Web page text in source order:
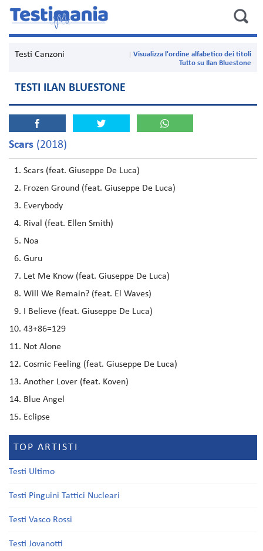
Testi Canzoni
Visualizza l'ordine alfabetico dei titoli
Tutto su Ilan Bluestone
TESTI ILAN BLUESTONE
Scars (2018)
Scars (feat. Giuseppe De Luca)
Frozen Ground (feat. Giuseppe De Luca)
Everybody
Rival (feat. Ellen Smith)
Noa
Guru
Let Me Know (feat. Giuseppe De Luca)
Will We Remain? (feat. El Waves)
I Believe (feat. Giuseppe De Luca)
43+86=129
Not Alone
Cosmic Feeling (feat. Giuseppe De Luca)
Another Lover (feat. Koven)
Blue Angel
Eclipse
TOP ARTISTI
Testi Ultimo
Testi Pinguini Tattici Nucleari
Testi Vasco Rossi
Testi Jovanotti